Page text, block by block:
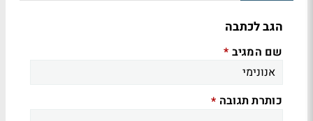
הגב לכתבה
שם המגיב *
כותרת תגובה *